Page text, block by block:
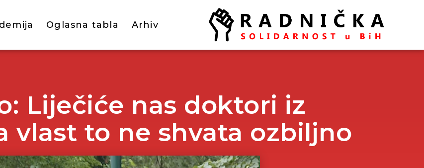
Oglasna tabla Arhiv
Liječiće nas doktori iz
vlast to ne shvata ozbiljno